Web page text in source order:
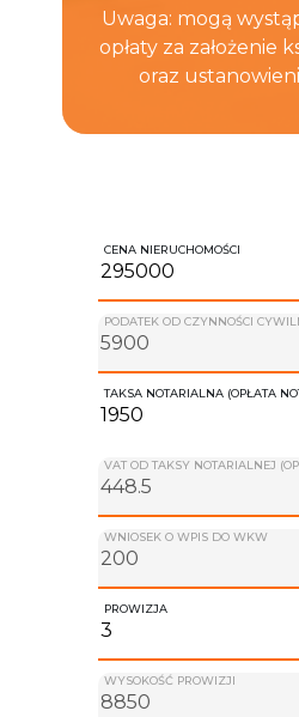
Uwaga: mogą
opłaty za założenie
oraz
CENA NIERUCHOMOŚCI
PODATEK OD CZYNNOŚCI
TAKSA NOTARIALNA (OPŁATA
VAT OD TAKSY NOTARIALNEJ
WNIOSEK O WPIS DO WKW
PROWIZJA
WYSOKOŚĆ PROWIZJI